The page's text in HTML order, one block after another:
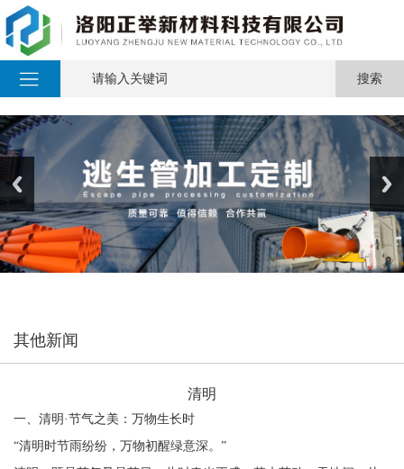
其他新闻
清明
一、清明·节气之美：万物生长时
“清明时节雨纷纷，万物初醒绿意深。”